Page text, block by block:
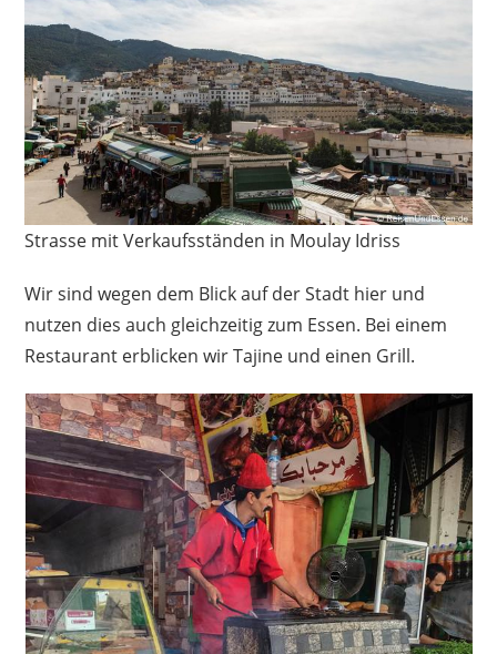
Strasse mit Verkaufsständen in Moulay Idriss
Wir sind wegen dem Blick auf der Stadt hier und
nutzen dies auch gleichzeitig zum Essen. Bei einem
Restaurant erblicken wir Tajine und einen Grill.